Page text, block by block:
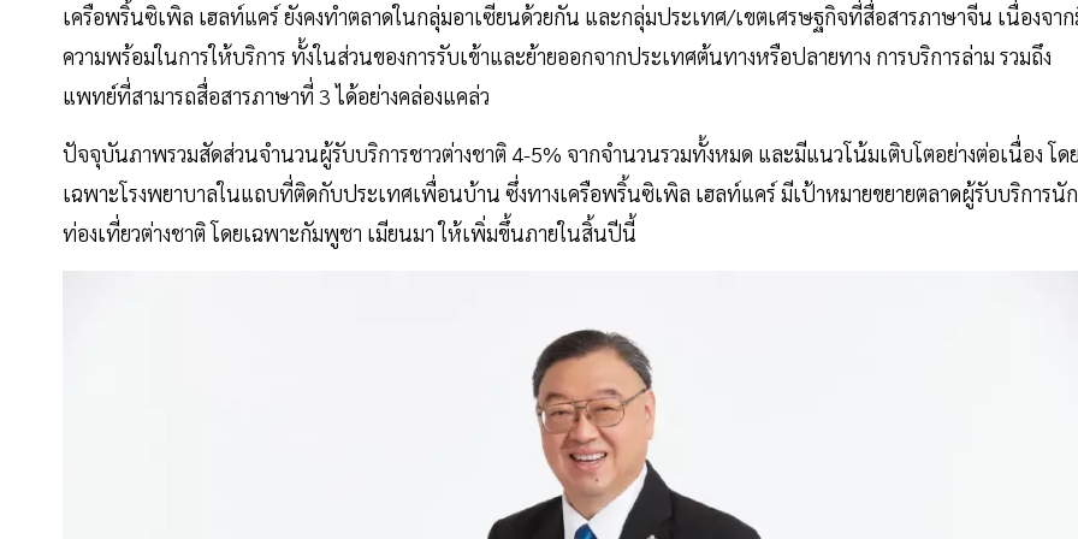
เครือพริ้นซิเพิล เฮลท์แคร์ ยังคงทำตลาดในกลุ่มอาเซียนด้วยกัน และกลุ่มประเทศ/เขตเศรษฐกิจที่สื่อสารภาษาจีน เนื่องจา
ความพร้อมในการให้บริการ ทั้งในส่วนของการรับเข้าและย้ายออกจากประเทศต้นทางหรือปลายทาง การบริการล่าม รวมถึง
แพทย์ที่สามารถสื่อสารภาษาที่ 3 ได้อย่างคล่องแคล่ว
ปัจจุบันภาพรวมสัดส่วนจำนวนผู้รับบริการชาวต่างชาติ 4-5% จากจำนวนรวมทั้งหมด และมีแนวโน้มเติบโตอย่างต่อเนื่อง โด
เฉพาะโรงพยาบาลในแถบที่ติดกับประเทศเพื่อนบ้าน ซึ่งทางเครือพริ้นซิเพิล เฮลท์แคร์ มีเป้าหมายขยายตลาดผู้รับบริการนัก
ท่องเที่ยวต่างชาติ โดยเฉพาะกัมพูชา เมียนมา ให้เพิ่มขึ้นภายในสิ้นปีนี้